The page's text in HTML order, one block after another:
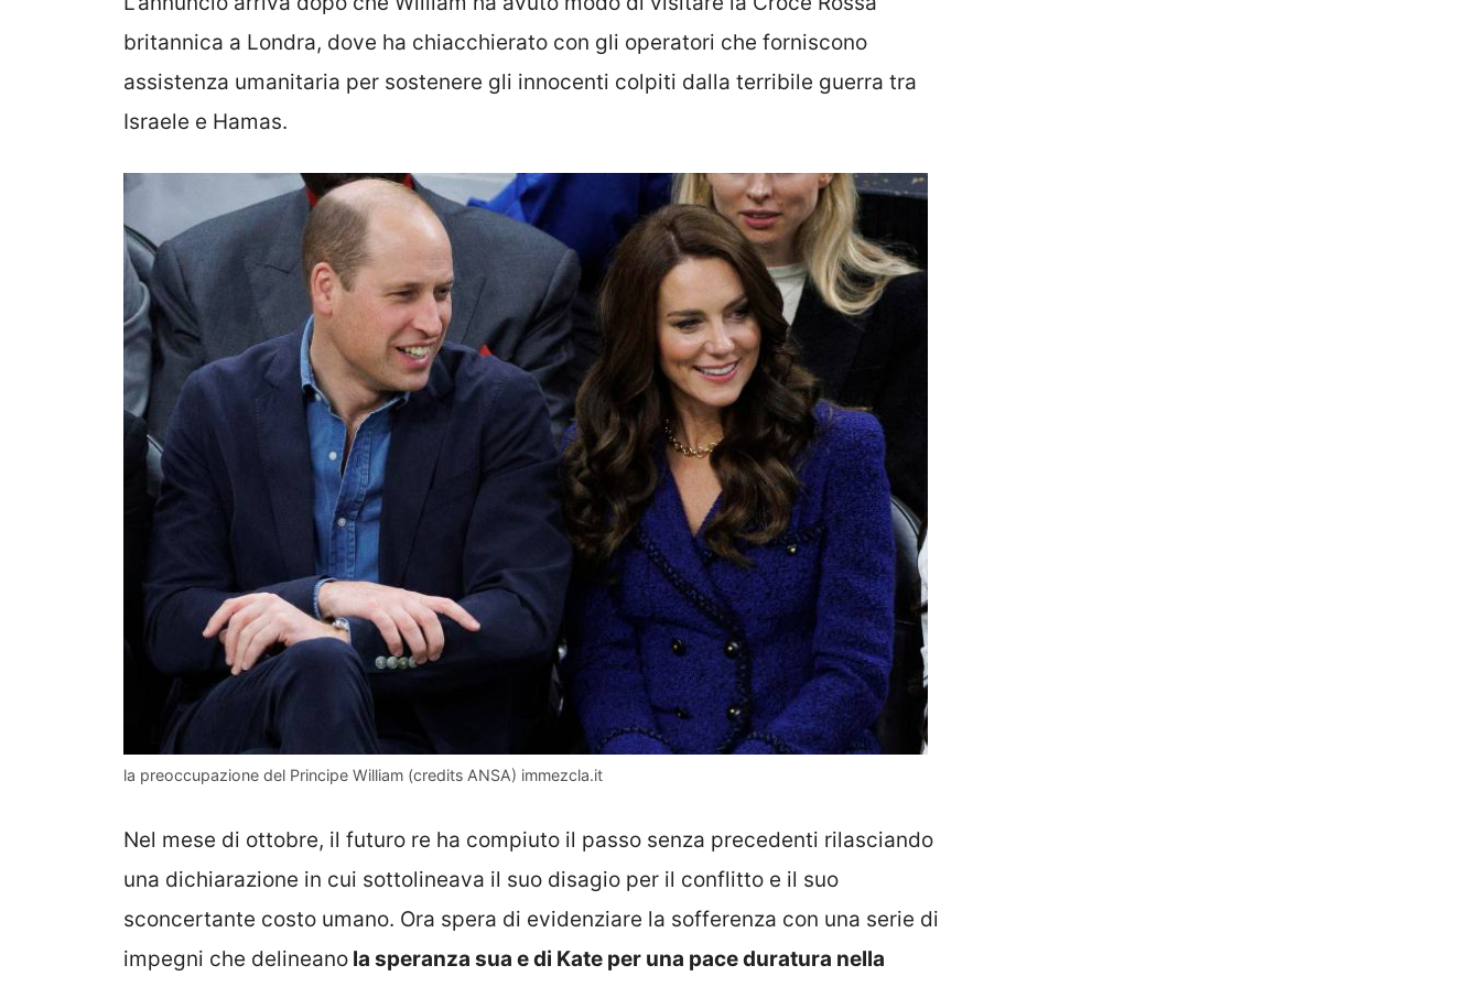
britannica a Londra, dove ha chiacchierato con gli operatori che forniscono
assistenza umanitaria per sostenere gli innocenti colpiti dalla terribile guerra tra
Israele e Hamas.
la preoccupazione del Principe William (credits ANSA) immezcla.it
Nel mese di ottobre, il futuro re ha compiuto il passo senza precedenti rilasciando
una dichiarazione in cui sottolineava il suo disagio per il conflitto e il suo
sconcertante costo umano. Ora spera di evidenziare la sofferenza con una serie di
impegni che delineano la speranza sua e di Kate per una pace duratura nella